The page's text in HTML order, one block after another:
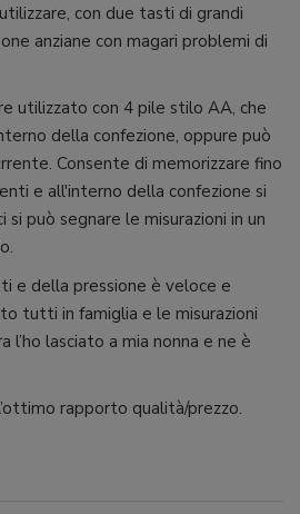
con due tasti di grandi
anziane con magari problemi di
utilizzato con 4 pile stilo AA, che
della confezione, oppure può
Consente di memorizzare fino
e all'interno della confezione si
può segnare le misurazioni in un
e della pressione è veloce e
tutti in famiglia e le misurazioni
l’ho lasciato a mia nonna e ne è
rapporto qualità/prezzo.